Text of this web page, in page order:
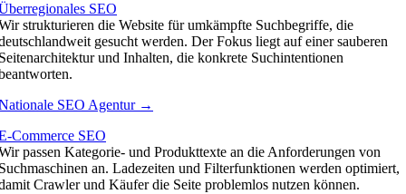
SEO
strukturieren die Website für umkämpfte Suchbegriffe, die
gesucht werden. Der Fokus liegt auf einer sauberen
und Inhalten, die konkrete Suchintentionen
SEO Agentur →
Commerce SEO
passen Kategorie- und Produkttexte an die Anforderungen von
an. Ladezeiten und Filterfunktionen werden optimiert,
Crawler und Käufer die Seite problemlos nutzen können.